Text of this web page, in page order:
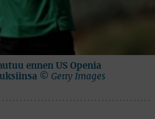
ennen US Openia
© Getty Images